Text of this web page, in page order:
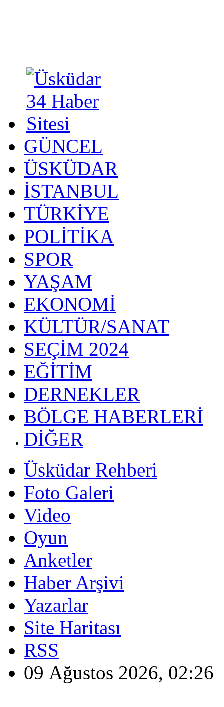
GÜNCEL
ÜSKÜDAR
İSTANBUL
TÜRKİYE
POLİTİKA
SPOR
YAŞAM
EKONOMİ
KÜLTÜR/SANAT
SEÇİM 2024
EĞİTİM
DERNEKLER
BÖLGE HABERLERİ
DİĞER
Üsküdar Rehberi
Foto Galeri
Video
Oyun
Anketler
Haber Arşivi
Yazarlar
Site Haritası
RSS
09 Ağustos 2026, 02:26